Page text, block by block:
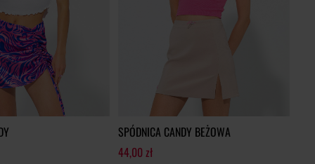
SPÓDNICA CANDY BEŻOWA
44,00 zł